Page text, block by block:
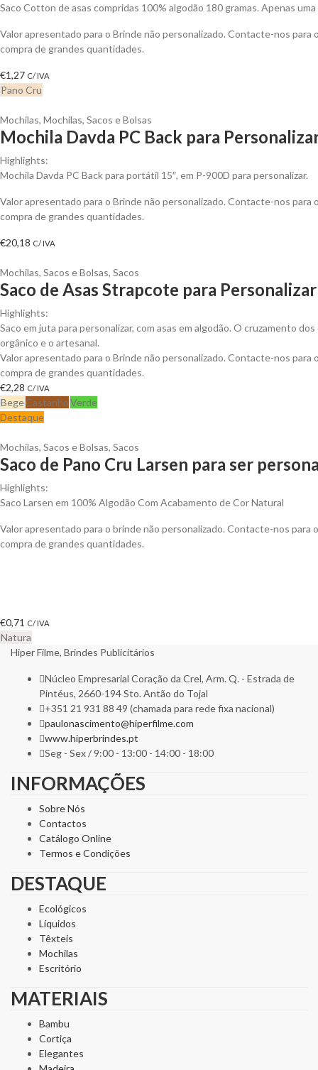
Saco Cotton de asas compridas 100% algodão 180 gramas. Apenas
Valor apresentado para o Brinde não personalizado. Contacte-nos para
compra de grandes quantidades.
€1,27 C/ IVA
Pano Cru
Mochilas, Mochilas, Sacos e Bolsas
Mochila Davda PC Back para
Highlights:
Mochila Davda PC Back para portátil 15″, em P-900D para personalizar.
Valor apresentado para o Brinde não personalizado. Contacte-nos para
compra de grandes quantidades.
€20,18 C/ IVA
Mochilas, Sacos e Bolsas, Sacos
Saco de Asas Strapcote para Personalizar
Highlights:
Saco em juta para personalizar, com asas em algodão. O cruzamento
orgânico e o artesanal.
Valor apresentado para o Brinde não personalizado. Contacte-nos para
compra de grandes quantidades.
€2,28 C/ IVA
BegeCastanhoVerde
Destaque
Mochilas, Sacos e Bolsas, Sacos
Saco de Pano Cru Larsen para ser
Highlights:
Saco Larsen em 100% Algodão Com Acabamento de Cor Natural
Valor apresentado para o brinde não personalizado. Contacte-nos para
compra de grandes quantidades.
€0,71 C/ IVA
Natura
Hiper Filme, Brindes Publicitários
Núcleo Empresarial Coração da Crel, Arm. Q. - Estrada de
Pintéus, 2660-194 Sto. Antão do Tojal
+351 21 931 88 49 (chamada para rede fixa nacional)
paulonascimento@hiperfilme.com
www.hiperbrindes.pt
Seg - Sex / 9:00 - 13:00 - 14:00 - 18:00
INFORMAÇÕES
Sobre Nós
Contactos
Catálogo Online
Termos e Condições
DESTAQUE
Ecológicos
Líquidos
Têxteis
Mochilas
Escritório
MATERIAIS
Bambu
Cortiça
Elegantes